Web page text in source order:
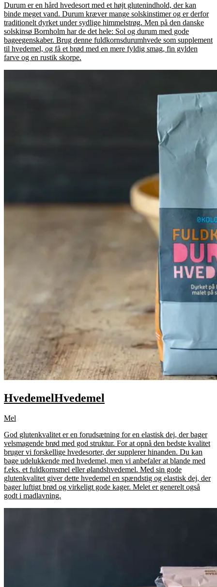
Durum er en hård hvedesort med et højt glutenindhold, der kan
binde meget vand. Durum kræver mange solskinstimer og er derfor
traditionelt dyrket under sydlige himmelstrøg. Men på den danske
solskinsø Bornholm har de det hele: Sol og durum med gode
bageegenskaber. Brug denne fuldkornsdurumhvede som supplement
til hvedemel, og få et brød med en mere fyldig smag, fin gylden
farve og en rustik skorpe.
HvedemelHvedemel
Mel
God glutenkvalitet er en forudsætning for en elastisk dej, der bager
velsmagende brød med god struktur. For at opnå den bedste kvalitet
bruger vi forskellige hvedesorter, der supplerer hinanden. Du kan
bage udelukkende med hvedemel, men vi anbefaler at blande med
f.eks. et fuldkornsmel eller ølandshvedemel. Med sin gode
glutenkvalitet giver dette hvedemel en spændstig og elastisk dej, der
bager luftigt brød og virkeligt gode kager. Melet er generelt også
godt i madlavning.